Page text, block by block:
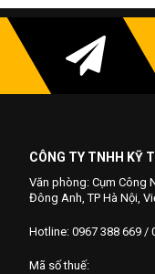
CÔNG TY TNHH KỸ
Văn phòng: Cụm Công
Đông Anh, TP Hà Nội,
Hotline: 0967 388 669 /
Mã số thuế: